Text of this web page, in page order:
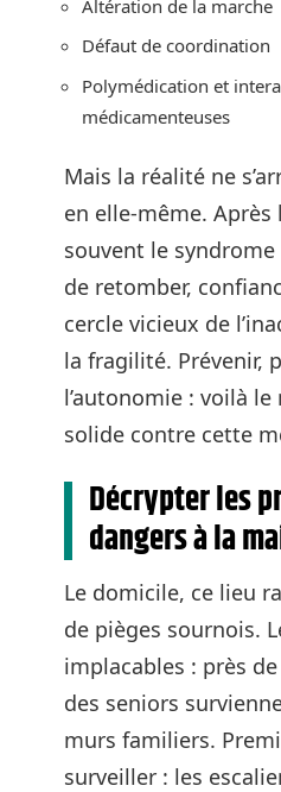
Altération de la marche
Défaut de coordination
Polymédication et
médicamenteuses
Mais la réalité ne
en elle-même.
souvent le
de retomber,
cercle vicieux de
la fragilité. Prévenir,
l’autonomie : voilà
solide contre cette
Décrypter les
dangers à la
Le domicile, ce lieu
de pièges sournois.
implacables : près
des seniors
murs familiers.
surveiller : les